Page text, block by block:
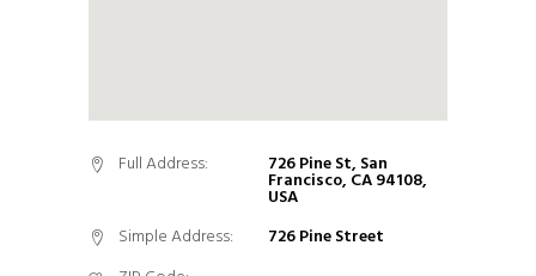
Full Address: 726 Pine St, San
Francisco, CA 94108,
USA
Simple Address:
726 Pine Street